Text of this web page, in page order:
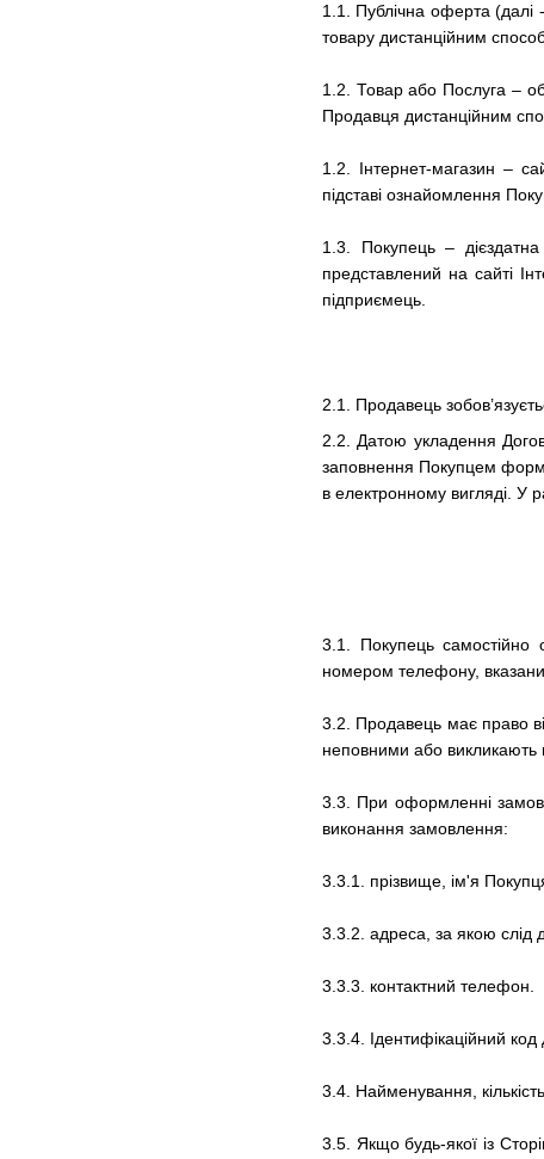
1.1.
Публічна оферта (далі
товару дистанційним
1.2. Товар або Послуга –
Продавця дистанційним
1.2. Інтернет-магазин –
підставі ознайомлення
1.3. Покупець –
представлений на сайті
підприємець.
2.1. Продавець
2.2. Датою укладення
заповнення Покупцем
в електронному вигляді. У
3.1. Покупець
номером телефону,
3.2. Продавець має право
неповними або викликають
3.3. При оформленні
виконання замовлення:
3.3.1. прізвище, ім'я
3.3.2. адреса, за якою слід
3.3.3. контактний телефон.
3.3.4. Ідентифікаційний
3.4. Найменування,
3.5. Якщо будь-якої із